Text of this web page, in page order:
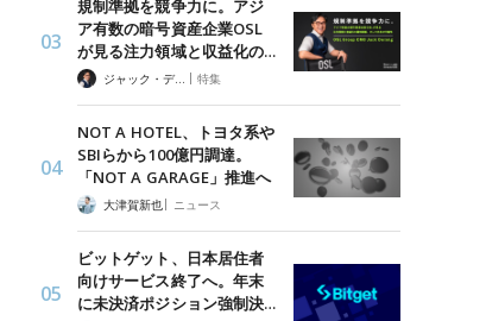
規制準拠を競争力に。アジ
ア有数の暗号資産企業OSL
が見る注力領域と収益化の…
ジャック・デロン（Jack Derong） | 特集
NOT A HOTEL、トヨタ系や
SBIらから100億円調達。
「NOT A GARAGE」推進へ
大津賀新也| ニュース
ビットゲット、日本居住者
向けサービス終了へ。年末
に未決済ポジション強制決…